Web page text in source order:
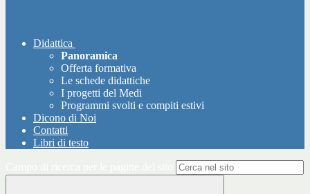
Didattica
Panoramica
Offerta formativa
Le schede didattiche
I progetti del Medi
Programmi svolti e compiti estivi
Dicono di Noi
Contatti
Libri di testo